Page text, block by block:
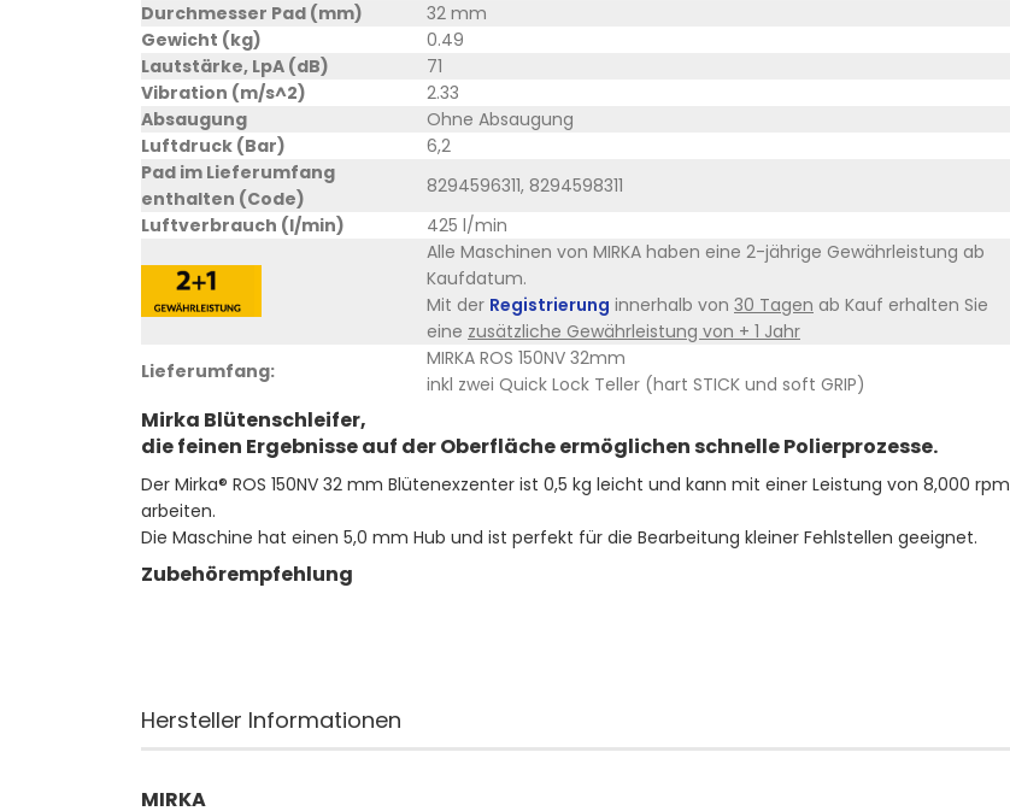
Durchmesser Pad (mm)
32 mm
Gewicht (kg)
0.49
Lautstärke, LpA (dB)
71
Vibration (m/s^2)
2.33
Absaugung
Ohne Absaugung
Luftdruck (Bar)
6,2
Pad im Lieferumfang
enthalten (Code)
8294596311, 8294598311
Luftverbrauch (l/min)
425 l/min
Alle Maschinen von MIRKA haben eine 2-jährige Gewährleistung ab
Kaufdatum.
Mit der Registrierung innerhalb von 30 Tagen ab Kauf erhalten Sie
eine zusätzliche Gewährleistung von + 1 Jahr
Lieferumfang:
MIRKA ROS 150NV 32mm
inkl zwei Quick Lock Teller (hart STICK und soft GRIP)
Mirka Blütenschleifer,
diefeinen Ergebnisse auf der Oberfläche ermöglichen schnelle Polierprozesse.
Der Mirka® ROS 150NV 32 mm Blütenexzenter ist 0,5 kg leicht und kann mit einer Leistung von 8,000 rpm
arbeiten.
Die Maschine hat einen 5,0 mm Hub und ist perfekt für die Bearbeitung kleiner Fehlstellen geeignet.
Zubehörempfehlung
Hersteller Informationen
MIRKA